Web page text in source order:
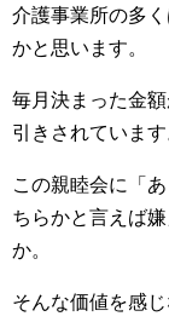
介護事業所の多
かと思います。
毎月決まった金
引きされています
この親睦会に「
ちらかと言えば
か。
そんな価値を感